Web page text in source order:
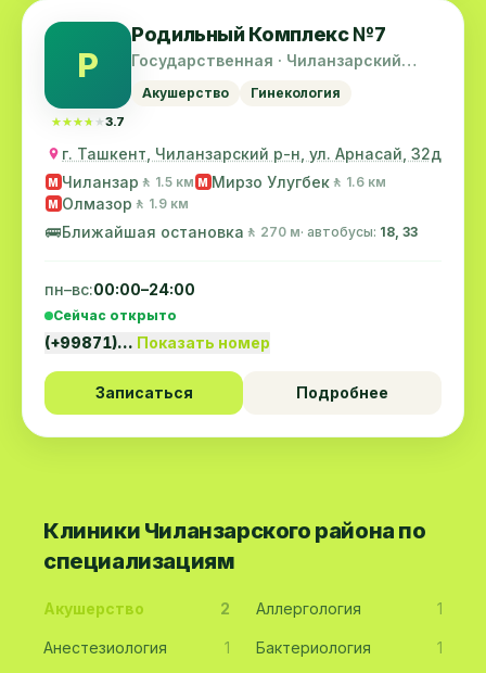
Р
★★★★★
★★★★★3.7
Родильный Комплекс №7
Государственная · Чиланзарский
Акушерство Гинекология
г. Ташкент, Чиланзарский р-н, ул. Арнасай, 32д
M Чиланзар 🚶 1.5 км M Мирзо Улугбек 🚶 1.6 км
M Олмазор 🚶 1.9 км
🚌Ближайшая остановка 🚶 270 м· автобусы: 18, 33
пн–вс:00:00–24:00
Сейчас открыто
(+99871)… Показать номер
Записаться Подробнее
Клиники Чиланзарского района по
специализациям
Акушерство 2 Аллергология 1
Анестезиология 1 Бактериология 1